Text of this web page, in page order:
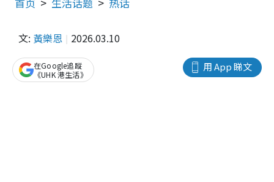
文: 黃樂恩 2026.03.10
用 App 睇文
在Google追蹤
《UHK 港生活》